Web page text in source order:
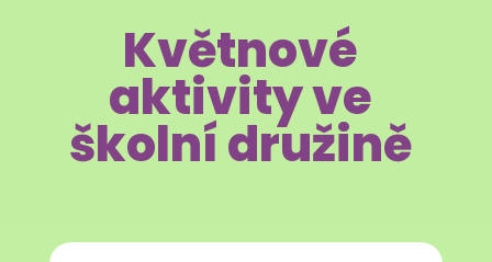
Květnové
aktivity ve
školní družině